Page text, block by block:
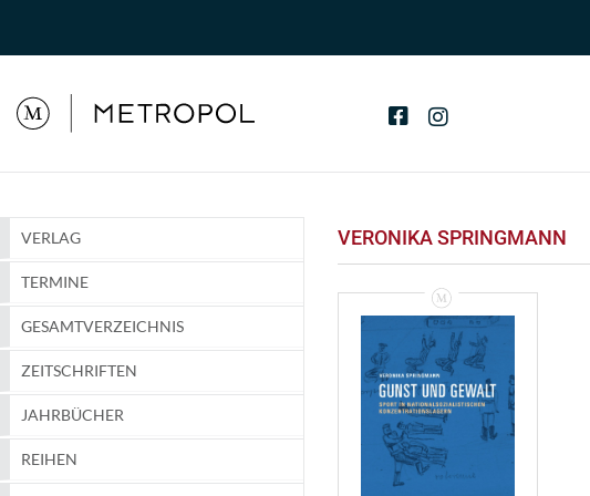
VERLAG
TERMINE
GESAMTVERZEICHNIS
ZEITSCHRIFTEN
JAHRBÜCHER
REIHEN
VERONIKA SPRINGMANN